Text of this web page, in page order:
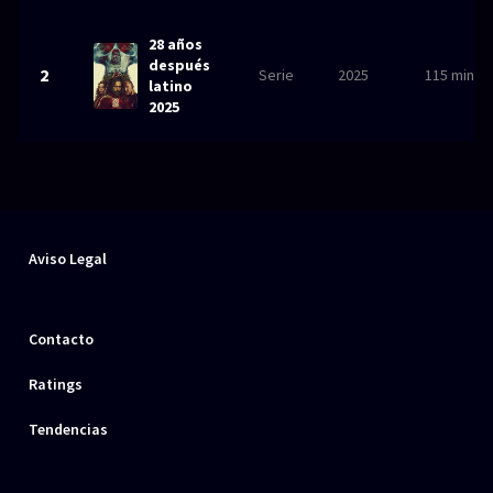
¿COMO DESCARGAR?
2
28 años
después
latino
2025
Serie 2025 115 min
Aviso Legal
Contacto
Ratings
Tendencias